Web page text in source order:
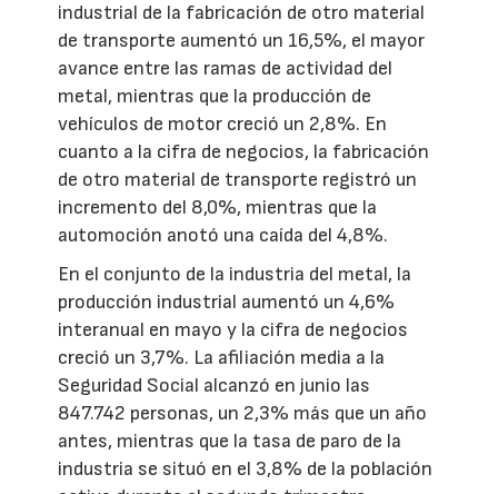
industrial de la fabricación de otro material
de transporte aumentó un 16,5%, el mayor
avance entre las ramas de actividad del
metal, mientras que la producción de
vehículos de motor creció un 2,8%. En
cuanto a la cifra de negocios, la fabricación
de otro material de transporte registró un
incremento del 8,0%, mientras que la
automoción anotó una caída del 4,8%.
En el conjunto de la industria del metal, la
producción industrial aumentó un 4,6%
interanual en mayo y la cifra de negocios
creció un 3,7%. La afiliación media a la
Seguridad Social alcanzó en junio las
847.742 personas, un 2,3% más que un año
antes, mientras que la tasa de paro de la
industria se situó en el 3,8% de la población